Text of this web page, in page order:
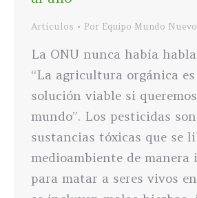
Artículos Por Equipo Mundo Nuevo
La ONU nunca había
“La agricultura orgánica
solución viable si
mundo”. Los pesticidas
sustancias tóxicas que se
medioambiente de manera
para matar a seres vivos